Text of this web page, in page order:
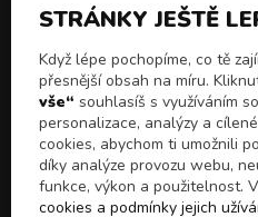
STRÁNKY JEŠTĚ
Když lépe pochopíme, co tě
přesnější obsah na míru.
vše“ souhlasíš s využíváním
personalizace, analýzy a
cookies, abychom ti umožnili
díky analýze provozu webu,
funkce, výkon a použitelnost.
cookies a podmínky jejich